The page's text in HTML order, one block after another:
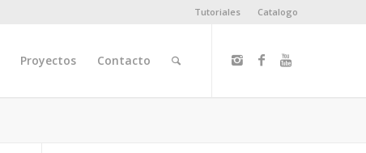
Tutoriales Catalogo
Proyectos Contacto